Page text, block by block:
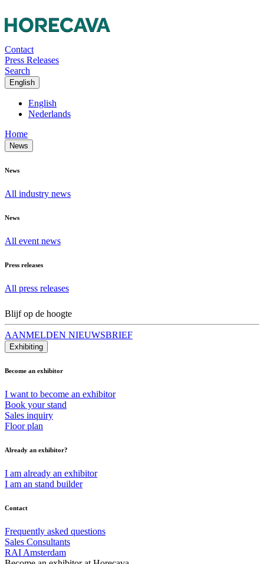
Contact
Press Releases
Search
English
English
Nederlands
Home
News
News
All industry news
News
All event news
Press releases
All press releases
Blijf op de hoogte
AANMELDEN NIEUWSBRIEF
Exhibiting
Become an exhibitor
I want to become an exhibitor
Book your stand
Sales inquiry
Floor plan
Already an exhibitor?
I am already an exhibitor
I am an stand builder
Contact
Frequently asked questions
Sales Consultants
RAI Amsterdam